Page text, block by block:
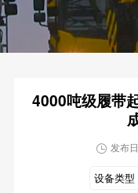
4000吨级履带
 发布
设备类型